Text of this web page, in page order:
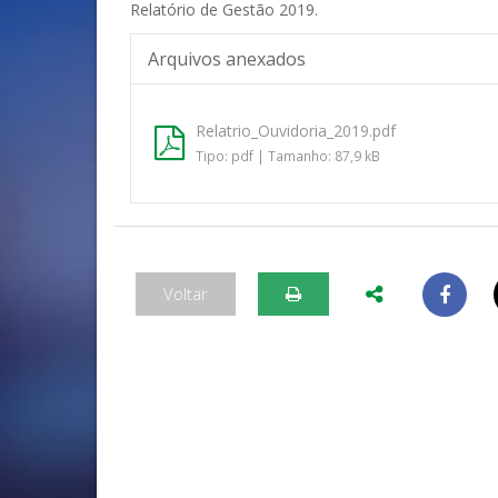
Relatório de Gestão 2019.
Arquivos anexados
Relatrio_Ouvidoria_2019.pdf
Tipo: pdf | Tamanho: 87,9 kB
Voltar